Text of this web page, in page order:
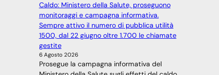
Caldo: Ministero della Salute, proseguono
monitoraggi e campagna informativa.
Sempre attivo il numero di pubblica utilità
1500, dal 22 giugno oltre 1.700 le chiamate
gestite
6 Agosto 2026
Prosegue la campagna informativa del